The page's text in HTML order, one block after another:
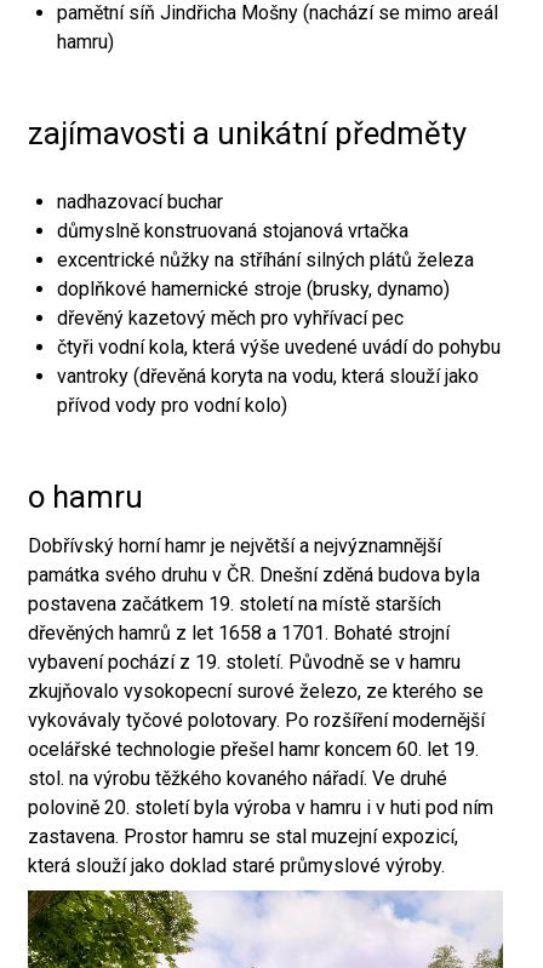
pamětní síň Jindřicha Mošny (nachází se mimo areál
hamru)
zajímavosti a unikátní předměty
nadhazovací buchar
důmyslně konstruovaná stojanová vrtačka
excentrické nůžky na stříhání silných plátů železa
doplňkové hamernické stroje (brusky, dynamo)
dřevěný kazetový měch pro vyhřívací pec
čtyři vodní kola, která výše uvedené uvádí do pohybu
vantroky (dřevěná koryta na vodu, která slouží jako
přívod vody pro vodní kolo)
o hamru
Dobřívský horní hamr je největší a nejvýznamnější
památka svého druhu v ČR. Dnešní zděná budova byla
postavena začátkem 19. století na místě starších
dřevěných hamrů z let 1658 a 1701. Bohaté strojní
vybavení pochází z 19. století. Původně se v hamru
zkujňovalo vysokopecní surové železo, ze kterého se
vykovávaly tyčové polotovary. Po rozšíření modernější
ocelářské technologie přešel hamr koncem 60. let 19.
stol. na výrobu těžkého kovaného nářadí. Ve druhé
polovině 20. století byla výroba v hamru i v huti pod ním
zastavena. Prostor hamru se stal muzejní expozicí,
která slouží jako doklad staré průmyslové výroby.